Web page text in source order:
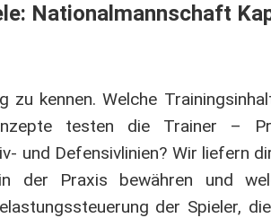
Nationalmannschaft
kennen. Welche
testen die Trainer –
und Defensivlinien? Wir liefern
der Praxis bewähren und
der Spieler,